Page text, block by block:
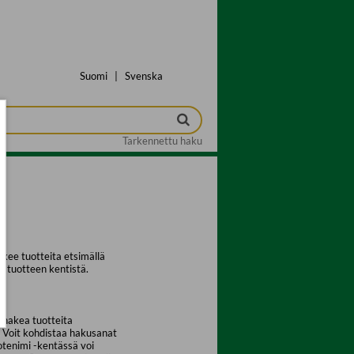
Suomi Svenska
Tarkennettu haku
tuotteita etsimällä
tuotteen kentistä.
hakea tuotteita
kohdistaa hakusanat
-kentässä voi